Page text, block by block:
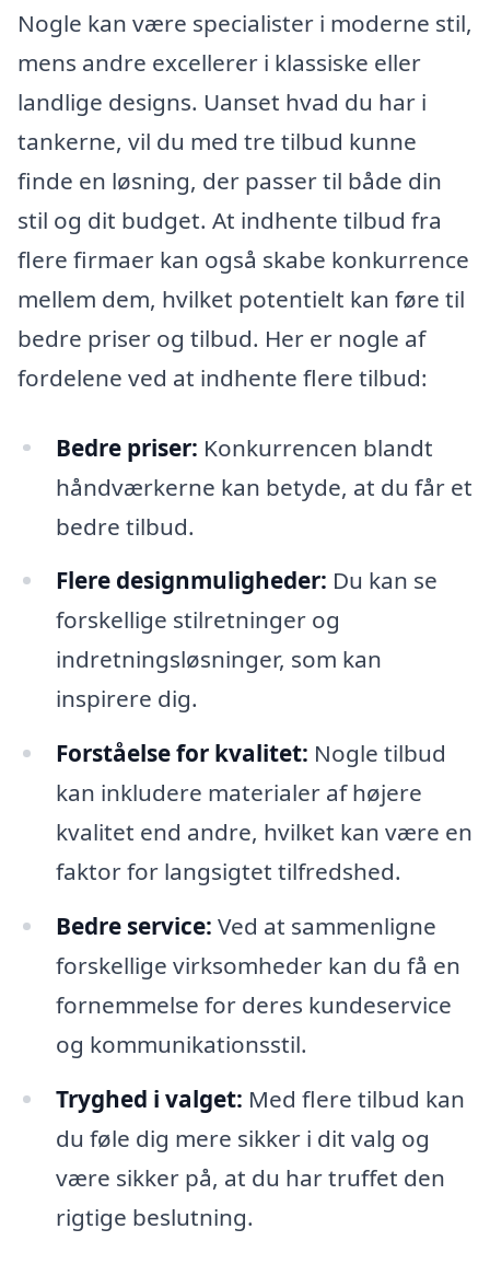
Nogle kan være specialister i moderne stil,
mens andre excellerer i klassiske eller
landlige designs. Uanset hvad du har i
tankerne, vil du med tre tilbud kunne
finde en løsning, der passer til både din
stil og dit budget. At indhente tilbud fra
flere firmaer kan også skabe konkurrence
mellem dem, hvilket potentielt kan føre til
bedre priser og tilbud. Her er nogle af
fordelene ved at indhente flere tilbud:
Bedre priser: Konkurrencen blandt
håndværkerne kan betyde, at du får et
bedre tilbud.
Flere designmuligheder: Du kan se
forskellige stilretninger og
indretningsløsninger, som kan
inspirere dig.
Forståelse for kvalitet: Nogle tilbud
kan inkludere materialer af højere
kvalitet end andre, hvilket kan være en
faktor for langsigtet tilfredshed.
Bedre service: Ved at sammenligne
forskellige virksomheder kan du få en
fornemmelse for deres kundeservice
og kommunikationsstil.
Tryghed i valget: Med flere tilbud kan
du føle dig mere sikker i dit valg og
være sikker på, at du har truffet den
rigtige beslutning.